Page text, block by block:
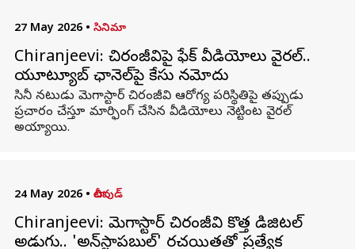
27 May 2026 • సినిమా
Chiranjeevi: చిరంజీవిపై ఫేక్‌ వీడియోలు వైరల్‌..
యూట్యూబ్‌ ఛానెల్‌పై కేసు నమోదు
సినీ నటుడు మెగాస్టార్ చిరంజీవి ఆరోగ్య పరిస్థితిపై తప్పుడు
ప్రచారం చేస్తూ మార్ఫింగ్‌ చేసిన వీడియోలు నెట్టింట వైరల్
అయ్యాయి.
24 May 2026 • టాలీవుడ్
Chiranjeevi: మెగాస్టార్ చిరంజీవి కొత్త డిజిటల్
అడుగు.. 'అన్‌స్టాపబుల్' రచయితతో ప్రత్యేక